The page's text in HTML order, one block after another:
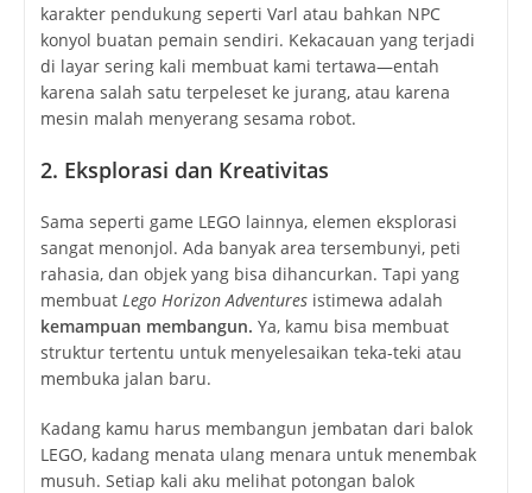
karakter pendukung seperti Varl atau bahkan NPC
konyol buatan pemain sendiri. Kekacauan yang terjadi
di layar sering kali membuat kami tertawa—entah
karena salah satu terpeleset ke jurang, atau karena
mesin malah menyerang sesama robot.
2. Eksplorasi dan Kreativitas
Sama seperti game LEGO lainnya, elemen eksplorasi
sangat menonjol. Ada banyak area tersembunyi, peti
rahasia, dan objek yang bisa dihancurkan. Tapi yang
membuat Lego Horizon Adventuresistimewa adalah
kemampuan membangun. Ya, kamu bisa membuat
struktur tertentu untuk menyelesaikan teka-teki atau
membuka jalan baru.
Kadang kamu harus membangun jembatan dari balok
LEGO, kadang menata ulang menara untuk menembak
musuh. Setiap kali aku melihat potongan balok